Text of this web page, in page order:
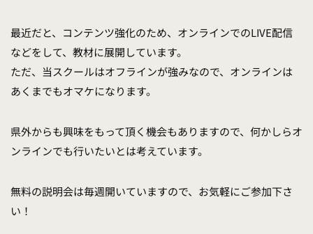
最近だと、コンテンツ強化のため、オンラインでのLIVE配信
などをして、教材に展開しています。
ただ、当スクールはオフラインが強みなので、オンラインは
あくまでもオマケになります。
県外からも興味をもって頂く機会もありますので、何かしらオ
ンラインでも行いたいとは考えています。
無料の説明会は毎週開いていますので、お気軽にご参加下さ
い！